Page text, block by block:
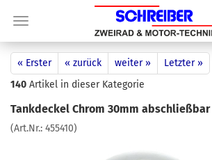
« Erster « zurück weiter »
Letzter »
140 Artikel in dieser Kategorie
Tankdeckel Chrom 30mm abschließbar
(Art.Nr.: 455410)